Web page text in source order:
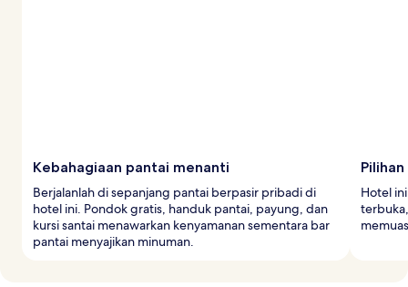
Kebahagiaan pantai menanti
Berjalanlah di sepanjang pantai berpasir pribadi di
hotel ini. Pondok gratis, handuk pantai, payung, dan
kursi santai menawarkan kenyamanan sementara bar
pantai menyajikan minuman.
Hotel